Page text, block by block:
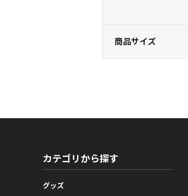
商品サイズ
カテゴリから探す
グッズ